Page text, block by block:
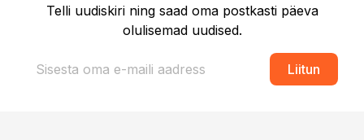
Telli uudiskiri ning saad oma postkasti päeva
olulisemad uudised.
Liitun